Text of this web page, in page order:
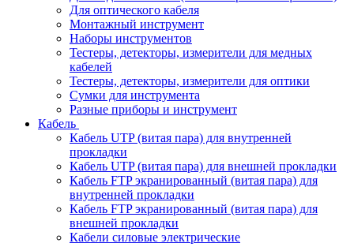
Для оптического кабеля
Монтажный инструмент
Наборы инструментов
Тестеры, детекторы, измерители для медных
кабелей
Тестеры, детекторы, измерители для оптики
Сумки для инструмента
Разные приборы и инструмент
Кабель
Кабель UTP (витая пара) для внутренней
прокладки
Кабель UTP (витая пара) для внешней прокладки
Кабель FTP экранированный (витая пара) для
внутренней прокладки
Кабель FTP экранированный (витая пара) для
внешней прокладки
Кабели силовые электрические